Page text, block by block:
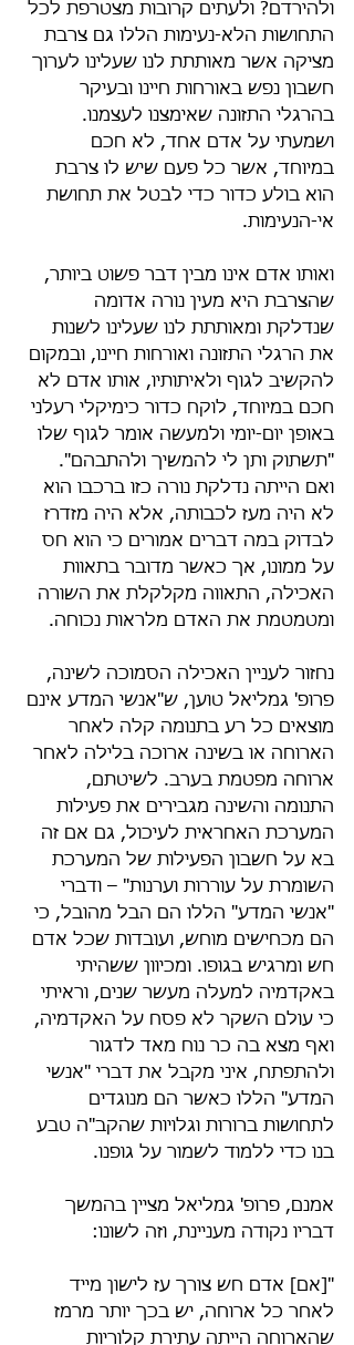
ולהירדם? ולעתים קרובות מצטרפת לכל
התחושות הלא-נעימות הללו גם צרבת
מציקה אשר מאותתת לנו שעלינו לערוך
חשבון נפש באורחות חיינו ובעיקר
בהרגלי התזונה שאימצנו לעצמנו.
ושמעתי על אדם אחד, לא חכם
במיוחד, אשר כל פעם שיש לו צרבת
הוא בולע כדור כדי לבטל את תחושת
אי-הנעימות.
ואותו אדם אינו מבין דבר פשוט ביותר,
שהצרבת היא מעין נורה אדומה
שנדלקת ומאותתת לנו שעלינו לשנות
את הרגלי התזונה ואורחות חיינו, ובמקום
להקשיב לגוף ולאיתותיו, אותו אדם לא
חכם במיוחד, לוקח כדור כימיקלי רעלני
באופן יום-יומי ולמעשה אומר לגוף שלו
"תשתוק ותן לי להמשיך ולהתבהם".
ואם הייתה נדלקת נורה כזו ברכבו הוא
לא היה מעז לכבותה, אלא היה מזדרז
לבדוק במה דברים אמורים כי הוא חס
על ממונו, אך כאשר מדובר בתאוות
האכילה, התאווה מקלקלת את השורה
ומטמטמת את האדם מלראות נכוחה.
נחזור לעניין האכילה הסמוכה לשינה,
פרופ' גמליאל טוען, ש"אנשי המדע אינם
מוצאים כל רע בתנומה קלה לאחר
הארוחה או בשינה ארוכה בלילה לאחר
ארוחה מפטמת בערב. לשיטתם,
התנומה והשינה מגבירים את פעילות
המערכת האחראית לעיכול, גם אם זה
בא על חשבון הפעילות של המערכת
השומרת על עוררות וערנות" – ודברי
"אנשי המדע" הללו הם הבל מהובל, כי
הם מכחישים מוחש, ועובדות שכל אדם
חש ומרגיש בגופו. ומכיוון ששהיתי
באקדמיה למעלה מעשר שנים, וראיתי
כי עולם השקר לא פסח על האקדמיה,
ואף מצא בה כר נוח מאד לדגור
ולהתפתח, איני מקבל את דברי "אנשי
המדע" הללו כאשר הם מנוגדים
לתחושות ברורות וגלויות שהקב"ה טבע
בנו כדי ללמוד לשמור על גופנו.
אמנם, פרופ' גמליאל מציין בהמשך
דבריו נקודה מעניינת, וזה לשונו:
"[אם] אדם חש צורך עז לישון מייד
לאחר כל ארוחה, יש בכך יותר מרמז
שהארוחה הייתה עתירת קלוריות